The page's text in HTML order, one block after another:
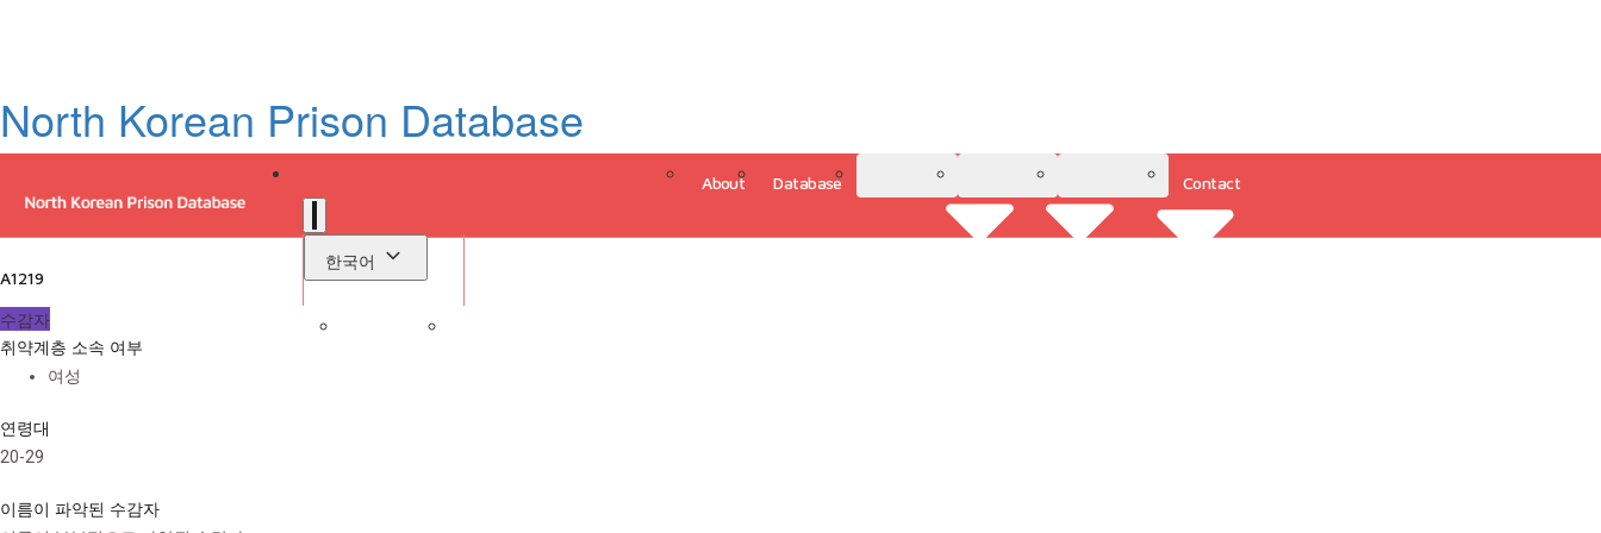
North Korean Prison Database
About Database Contact
한국어
A1219
수감자
취약계층 소속 여부
여성
연령대
20-29
이름이 파악된 수감자